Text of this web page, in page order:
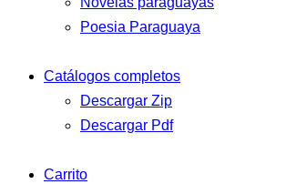
Poesia Paraguaya
Catálogos completos
Descargar Zip
Descargar Pdf
Carrito